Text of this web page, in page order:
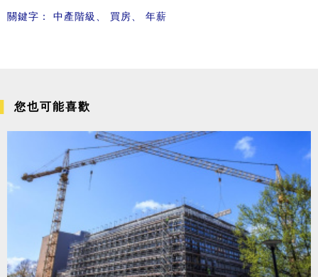
關鍵字： 中產階級 、 買房、 年薪
您也可能喜歡